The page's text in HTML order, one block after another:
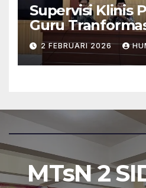
Supervisi Klinis
Guru
MTsN 2 Sidoarjo
2 FEBRUARI 2026
MTsN 2